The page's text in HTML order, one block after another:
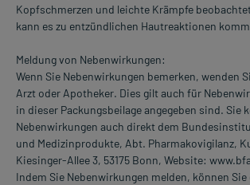
Kopfschmerzen und leichte Krämpfe
kann es zu entzündlichen Hautreaktionen
Meldung von Nebenwirkungen:
Wenn Sie Nebenwirkungen bemerken, wenden
Arzt oder Apotheker. Dies gilt auch für
in dieser Packungsbeilage angegeben sind. Sie
Nebenwirkungen auch direkt dem
und Medizinprodukte, Abt. Pharmakovigilanz,
Kiesinger-Allee 3, 53175 Bonn, Website:
Indem Sie Nebenwirkungen melden, können